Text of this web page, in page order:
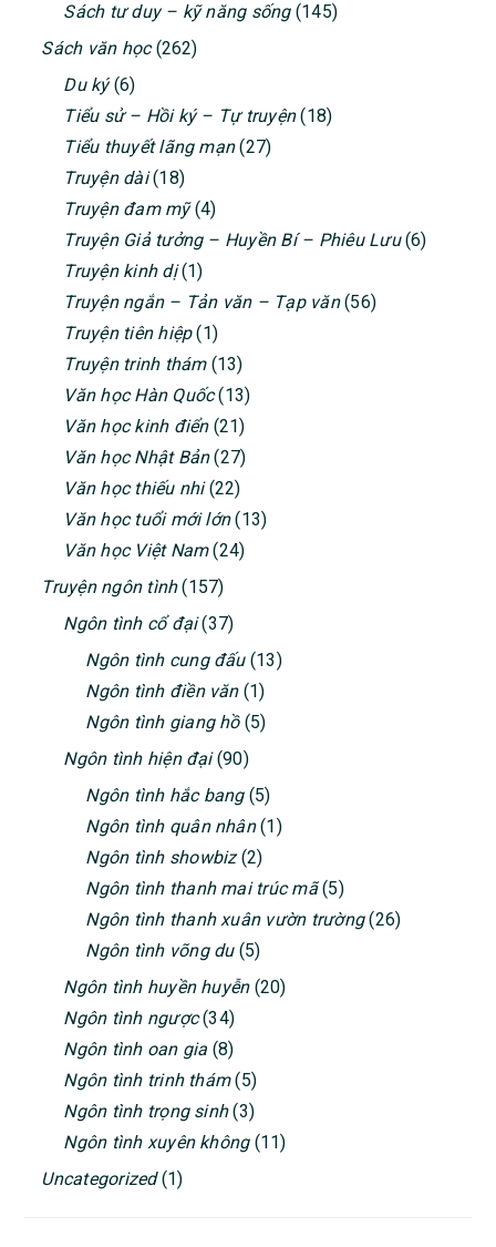
Sách tư duy – kỹ năng sống(145)
Sách văn học(262)
Du ký(6)
Tiểu sử – Hồi ký – Tự truyện(18)
Tiểu thuyết lãng mạn(27)
Truyện dài(18)
Truyện đam mỹ(4)
Truyện Giả tưởng – Huyền Bí – Phiêu Lưu(6)
Truyện kinh dị(1)
Truyện ngắn – Tản văn – Tạp văn(56)
Truyện tiên hiệp(1)
Truyện trinh thám(13)
Văn học Hàn Quốc(13)
Văn học kinh điển(21)
Văn học Nhật Bản(27)
Văn học thiếu nhi(22)
Văn học tuổi mới lớn(13)
Văn học Việt Nam(24)
Truyện ngôn tình(157)
Ngôn tình cổ đại(37)
Ngôn tình cung đấu(13)
Ngôn tình điền văn(1)
Ngôn tình giang hồ(5)
Ngôn tình hiện đại(90)
Ngôn tình hắc bang(5)
Ngôn tình quân nhân(1)
Ngôn tình showbiz(2)
Ngôn tình thanh mai trúc mã(5)
Ngôn tình thanh xuân vườn trường(26)
Ngôn tình võng du(5)
Ngôn tình huyền huyễn(20)
Ngôn tình ngược(34)
Ngôn tình oan gia (8)
Ngôn tình trinh thám(5)
Ngôn tình trọng sinh(3)
Ngôn tình xuyên không(11)
Uncategorized(1)